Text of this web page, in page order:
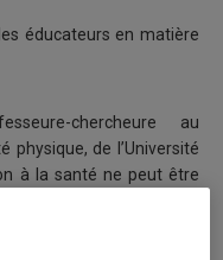
éducateurs en matière
chercheure au
physique, de l’Université
à la santé ne peut être
Elle s’est intéressée à